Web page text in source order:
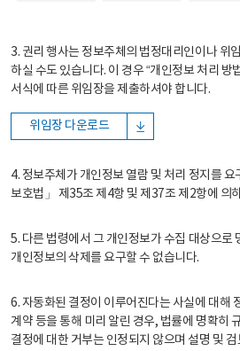
3. 권리 행사는 정보주체의 법정대리인이나 위
하실 수도 있습니다. 이 경우 “개인정보 처리 방
서식에 따른 위임장을 제출하셔야 합니다.
위임장 다운로드
4. 정보주체가 개인정보 열람 및 처리 정지를
보호법」 제35조 제4항 및 제37조 제2항에 의
5. 다른 법령에서 그 개인정보가 수집 대상으로
개인정보의 삭제를 요구할 수 없습니다.
6. 자동화된 결정이 이루어진다는 사실에 대해
계약 등을 통해 미리 알린 경우, 법률에 명확히
결정에 대한 거부는 인정되지 않으며 설명 및